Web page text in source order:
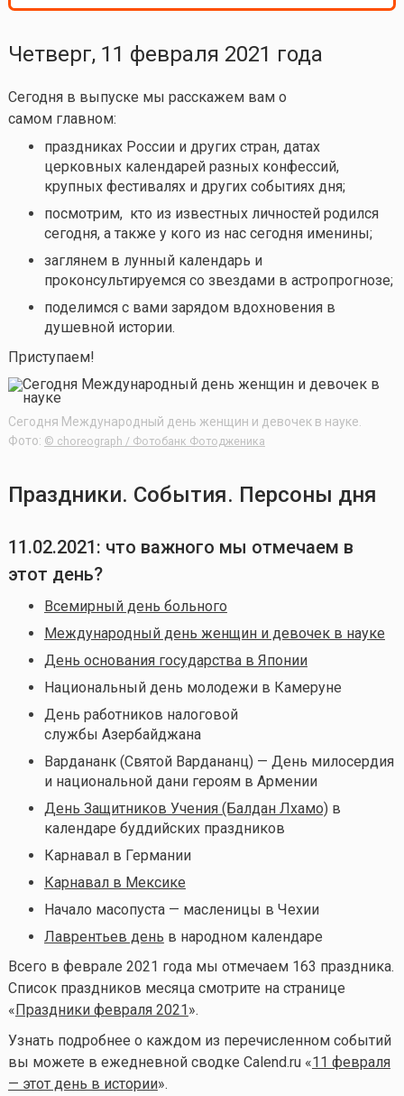
Четверг, 11 февраля 2021 года
Сегодня в выпуске мы расскажем вам о
самом главном:
праздниках России и других стран, датах
церковных календарей разных конфессий,
крупных фестивалях и других событиях дня;
посмотрим, кто из известных личностей родился
сегодня, а также у кого из нас сегодня именины;
заглянем в лунный календарь и
проконсультируемся со звездами в астропрогнозе;
поделимся с вами зарядом вдохновения в
душевной истории.
Приступаем!
Сегодня Международный день женщин и девочек в науке.
Фото: © choreograph / Фотобанк Фотодженика
Праздники. События. Персоны дня
11.02.2021: что важного мы отмечаем в
этот день?
Всемирный день больного
Международный день женщин и девочек в науке
День основания государства в Японии
Национальный день молодежи в Камеруне
День работников налоговой
службы Азербайджана
Вардананк (Святой Вардананц) — День милосердия
и национальной дани героям в Армении
День Защитников Учения (Балдан Лхамо)в
календаре буддийских праздников
Карнавал в Германии
Карнавал в Мексике
Начало масопуста — масленицы в Чехии
Лаврентьев день в народном календаре
Всего в феврале 2021 года мы отмечаем 163 праздника.
Список праздников месяца смотрите на странице
«Праздники февраля 2021».
Узнать подробнее о каждом из перечисленном событий
вы можете в ежедневной сводке Calend.ru «11 февраля
— этот день в истории».